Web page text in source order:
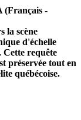
(Français -
la scène
d'échelle
Cette requête
préservée tout en
québécoise.